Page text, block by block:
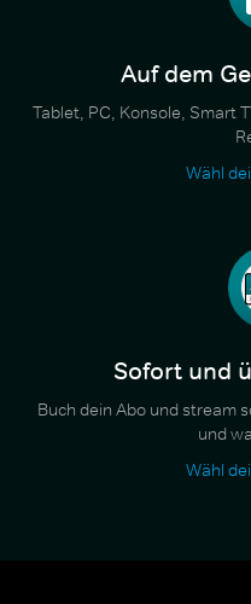
Auf dem
Tablet, PC, Konsole, Smart
Wähl
Sofort und
Buch dein Abo und stream
und
Wähl